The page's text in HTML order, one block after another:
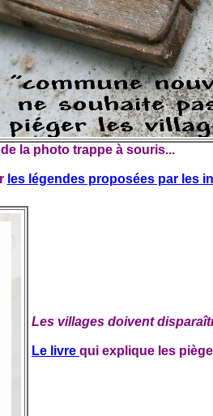
la photo trappe à souris...
les légendes proposées par les
Les villages doivent
Le livre qui explique les